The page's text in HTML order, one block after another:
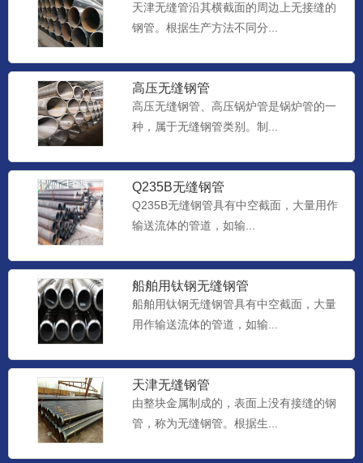
天津无缝管沿其横截面的周边上无接缝的
钢管。根据生产方法不同分...
高压无缝钢管
高压无缝钢管、高压锅炉管是锅炉管的一
种，属于无缝钢管类别。制...
Q235B无缝钢管
Q235B无缝钢管具有中空截面，大量用作
输送流体的管道，如输...
船舶用钛钢无缝钢管
船舶用钛钢无缝钢管具有中空截面，大量
用作输送流体的管道，如输...
天津无缝钢管
由整块金属制成的，表面上没有接缝的钢
管，称为无缝钢管。根据生...